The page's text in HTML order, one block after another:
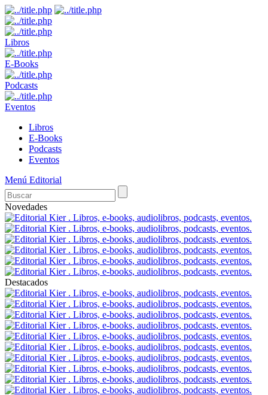
Libros
E-Books
Podcasts
Eventos
Libros
E-Books
Podcasts
Eventos
Menú Editorial
Novedades
Destacados